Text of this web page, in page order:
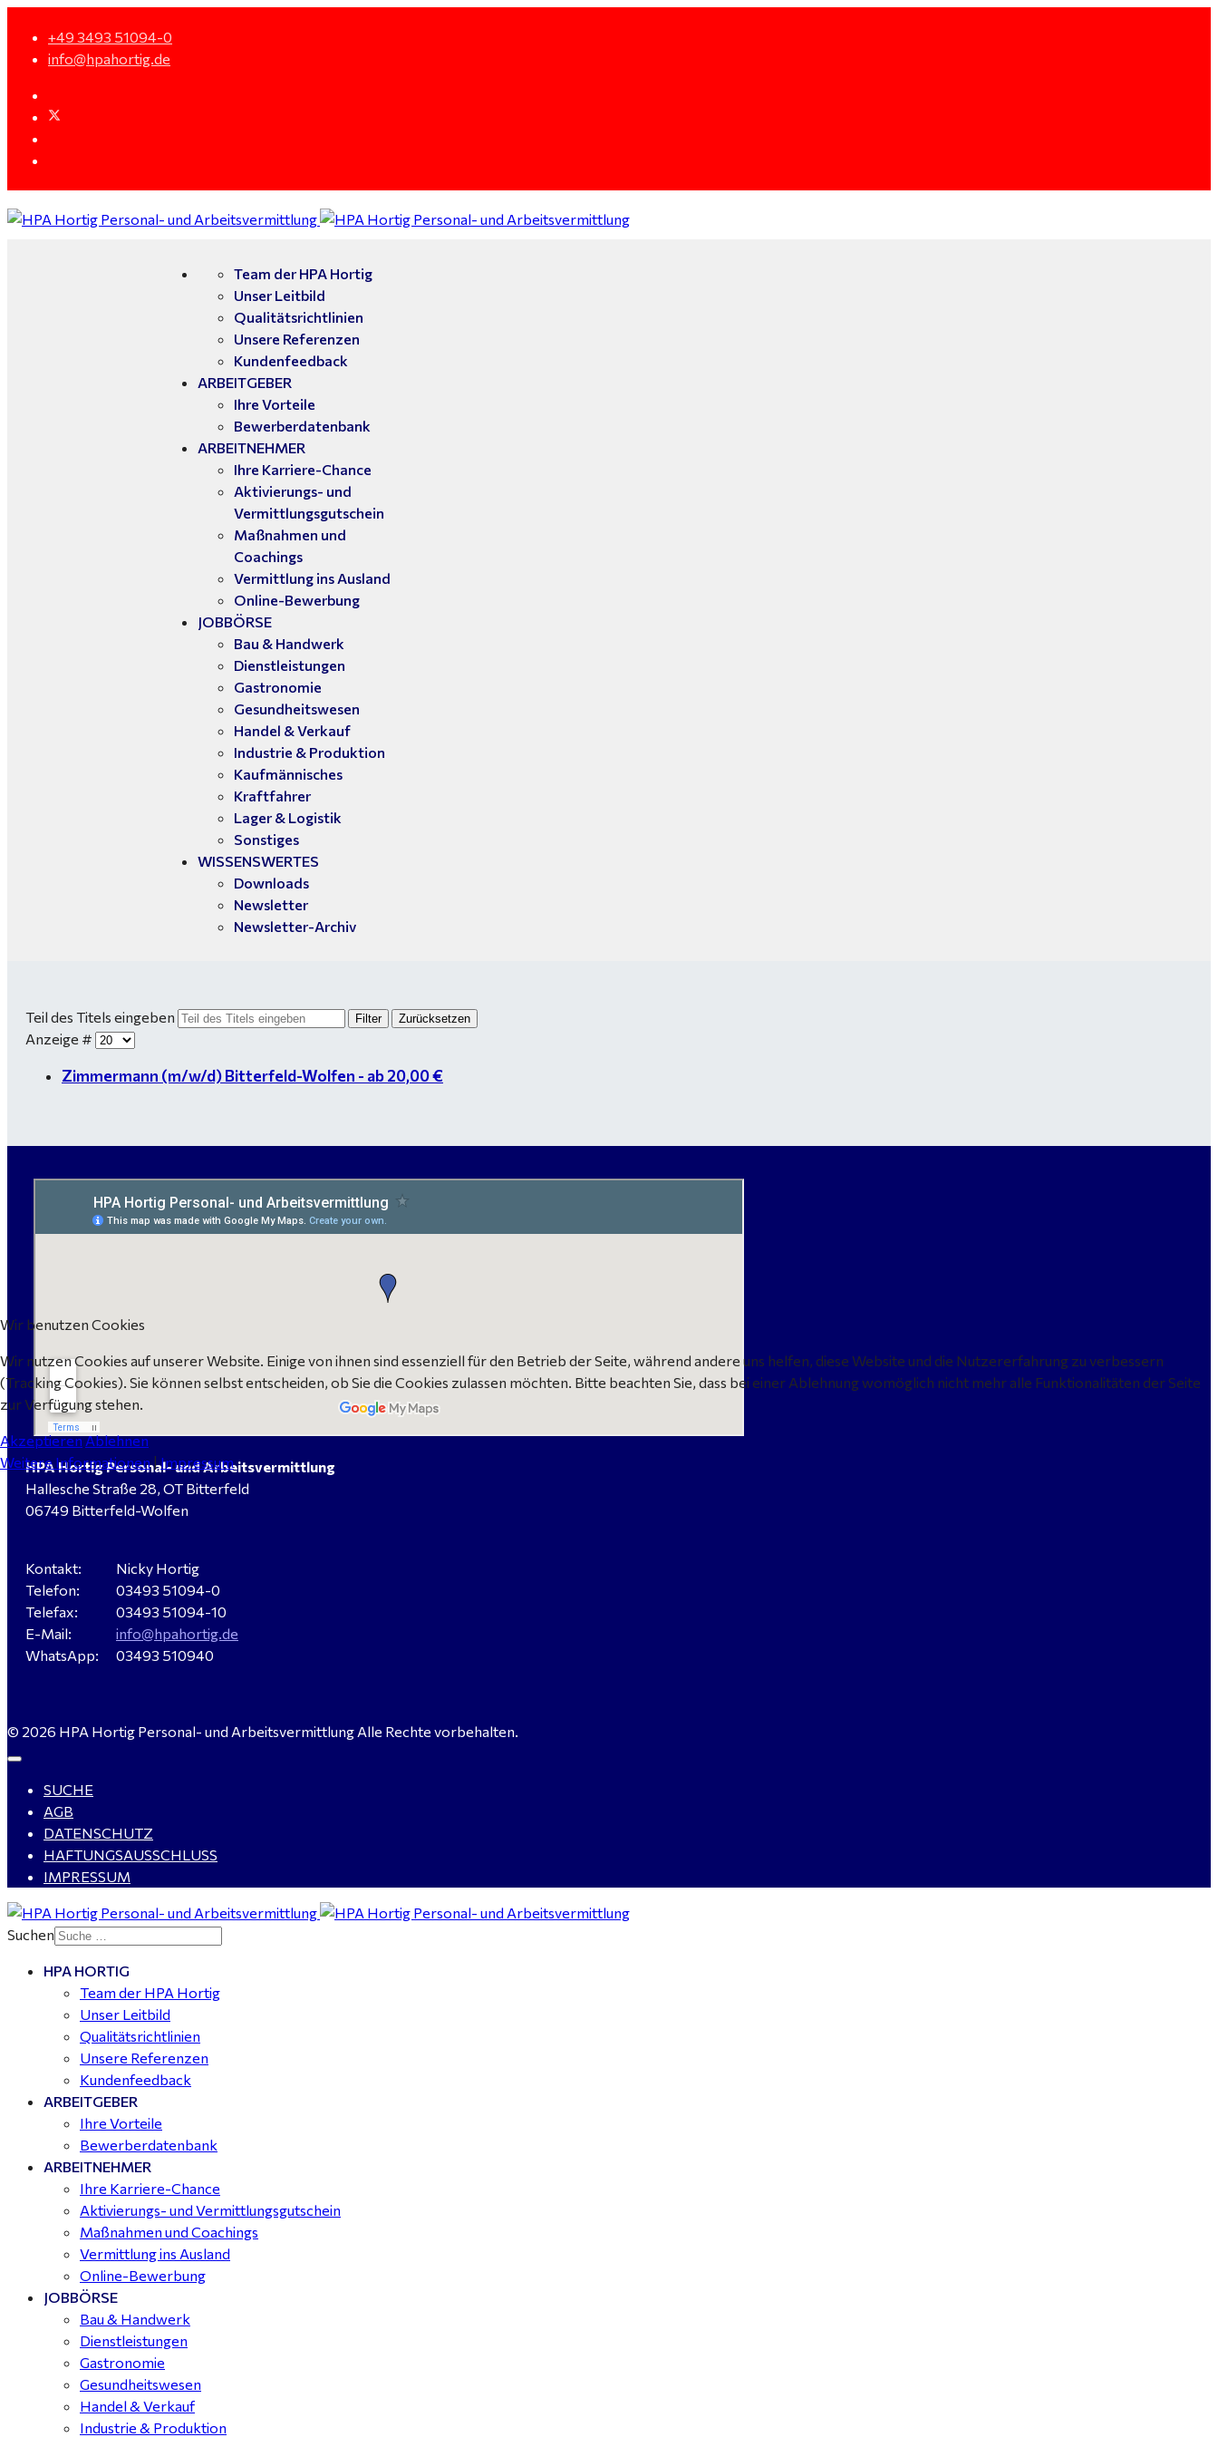
+49 3493 51094-0
info@hpahortig.de
Team der HPA Hortig
Unser Leitbild
Qualitätsrichtlinien
Unsere Referenzen
Kundenfeedback
ARBEITGEBER
Ihre Vorteile
Bewerberdatenbank
ARBEITNEHMER
Ihre Karriere-Chance
Aktivierungs- und
Vermittlungsgutschein
Maßnahmen und
Coachings
Vermittlung ins Ausland
Online-Bewerbung
JOBBÖRSE
Bau & Handwerk
Dienstleistungen
Gastronomie
Gesundheitswesen
Handel & Verkauf
Industrie & Produktion
Kaufmännisches
Kraftfahrer
Lager & Logistik
Sonstiges
WISSENSWERTES
Downloads
Newsletter
Newsletter-Archiv
Teil des Titels eingeben Filter Zurücksetzen
Anzeige #
Zimmermann (m/w/d) Bitterfeld-Wolfen - ab 20,00 €
HPA Hortig Personal- und Arbeitsvermittlung
Hallesche Straße 28, OT Bitterfeld
06749 Bitterfeld-Wolfen
Kontakt:
Telefon:
Telefax:
E-Mail:
WhatsApp:
Nicky Hortig
03493 51094-0
03493 51094-10
info@hpahortig.de
03493 510940
© 2026 HPA Hortig Personal- und Arbeitsvermittlung Alle Rechte vorbehalten.
SUCHE
AGB
DATENSCHUTZ
HAFTUNGSAUSSCHLUSS
IMPRESSUM
Suchen
HPA HORTIG
Team der HPA Hortig
Unser Leitbild
Qualitätsrichtlinien
Unsere Referenzen
Kundenfeedback
ARBEITGEBER
Ihre Vorteile
Bewerberdatenbank
ARBEITNEHMER
Ihre Karriere-Chance
Aktivierungs- und Vermittlungsgutschein
Maßnahmen und Coachings
Vermittlung ins Ausland
Online-Bewerbung
JOBBÖRSE
Bau & Handwerk
Dienstleistungen
Gastronomie
Gesundheitswesen
Handel & Verkauf
Industrie & Produktion
Wir benutzen Cookies
Wir nutzen Cookies auf unserer Website. Einige von ihnen sind essenziell für den Betrieb der Seite, während andere uns helfen, diese Website und die Nutzererfahrung zu verbessern
(Tracking Cookies). Sie können selbst entscheiden, ob Sie die Cookies zulassen möchten. Bitte beachten Sie, dass bei einer Ablehnung womöglich nicht mehr alle Funktionalitäten der Seite
zur Verfügung stehen.
AkzeptierenAblehnen
Weitere Informationen|Impressum